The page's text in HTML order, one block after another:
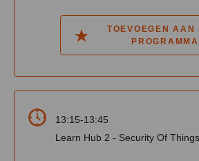
TOEVOEGEN AAN
PROGRAMMA
13:15-13:45
Learn Hub 2 - Security Of Things